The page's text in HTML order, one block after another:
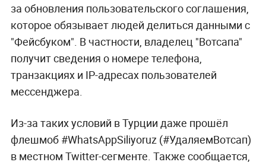
за обновления пользовательского соглашения,
которое обязывает людей делиться данными с
"Фейсбуком". В частности, владелец "Вотсапа"
получит сведения о номере телефона,
транзакциях и IP-адресах пользователей
мессенджера.
Из-за таких условий в Турции даже прошёл
флешмоб #WhatsAppSiliyoruz (#УдаляемВотсап)
в местном Twitter-сегменте. Также сообщается,